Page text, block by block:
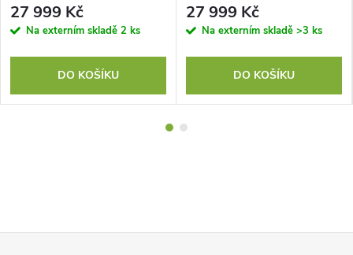
27 999 Kč
Na externím skladě 2 ks
DO KOŠÍKU
27 999 Kč
Na externím skladě >3 ks
DO KOŠÍKU